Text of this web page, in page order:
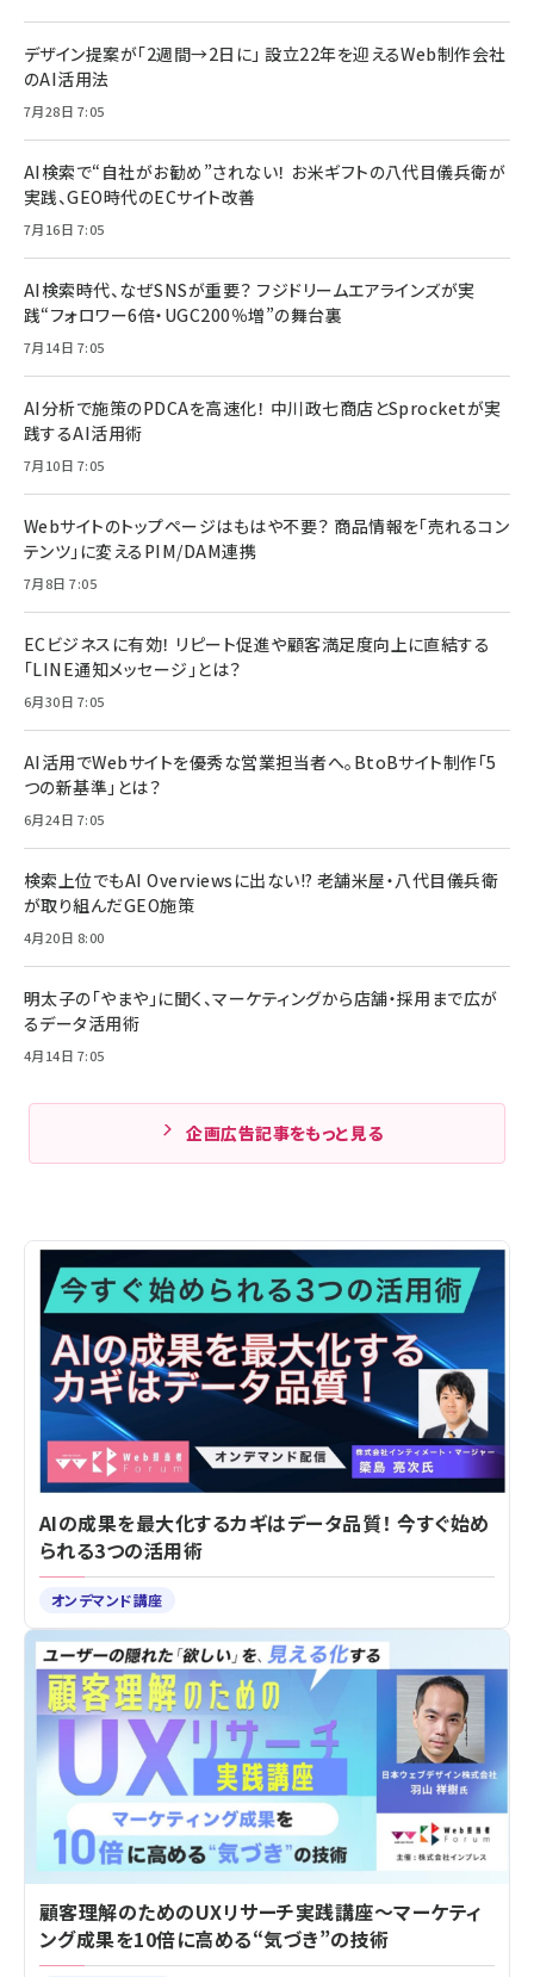
デザイン提案が「2週間→2日に」 設立22年を迎えるWeb制作会社
のAI活用法
7月28日 7:05
AI検索で“自社がお勧め”されない！ お米ギフトの八代目儀兵衛が
実践、GEO時代のECサイト改善
7月16日 7:05
AI検索時代、なぜSNSが重要？ フジドリームエアラインズが実
践“フォロワー6倍・UGC200％増”の舞台裏
7月14日 7:05
AI分析で施策のPDCAを高速化！ 中川政七商店とSprocketが実
践するAI活用術
7月10日 7:05
Webサイトのトップページはもはや不要？ 商品情報を「売れるコン
テンツ」に変えるPIM/DAM連携
7月8日 7:05
ECビジネスに有効！ リピート促進や顧客満足度向上に直結する
「LINE通知メッセージ」とは？
6月30日 7:05
AI活用でWebサイトを優秀な営業担当者へ。BtoBサイト制作「5
つの新基準」とは？
6月24日 7:05
検索上位でもAI Overviewsに出ない!? 老舗米屋・八代目儀兵衛
が取り組んだGEO施策
4月20日 8:00
明太子の「やまや」に聞く、マーケティングから店舗・採用まで広が
るデータ活用術
4月14日 7:05
企画広告記事をもっと見る
AIの成果を最大化するカギはデータ品質！ 今すぐ始め
られる3つの活用術
オンデマンド講座
顧客理解のためのUXリサーチ実践講座～マーケティ
ング成果を10倍に高める“気づき”の技術